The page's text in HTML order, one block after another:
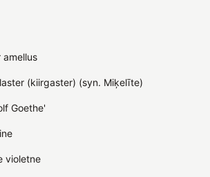
amellus
(kiirgaster) (syn. Miķelīte)
Goethe'
violetne